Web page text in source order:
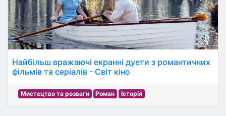
Найбільш вражаючі екранні дуети з романтичних
фільмів та серіалів - Світ кіно
Мистецтво та розваги Роман Історія